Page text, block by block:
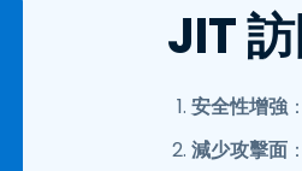
JIT
安全性增強
減少攻擊面